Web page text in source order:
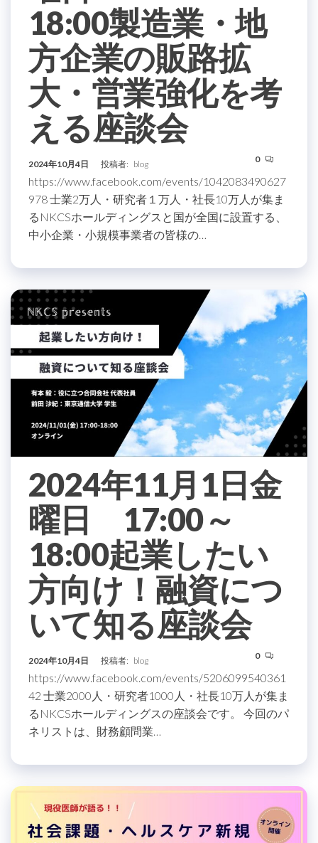
18:00製造業・地
方企業の販路拡
大・営業強化を考
える座談会
2024年10月4日 投稿者: blog 0
https://www.facebook.com/events/1042083490627
978 士業2万人・研究者１万人・社長10万人が集ま
るNKCSホールディングスと国が全国に設置する、
中小企業・小規模事業者の皆様の…
2024年11月1日金
曜日 17:00～
18:00起業したい
方向け！融資につ
いて知る座談会
2024年10月4日 投稿者: blog 0
https://www.facebook.com/events/5206099540361
42 士業2000人・研究者1000人・社長10万人が集ま
るNKCSホールディングスの座談会です。 今回のパ
ネリストは、財務顧問業…